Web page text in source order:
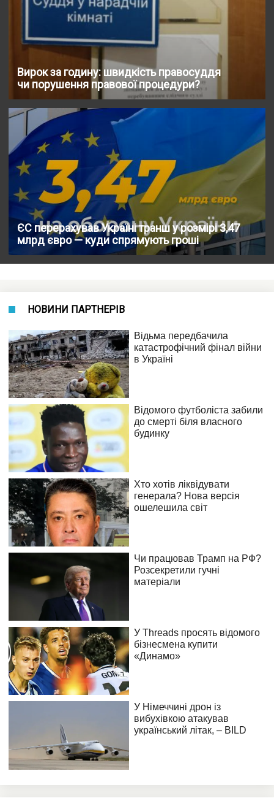
Вирок за годину: швидкість правосуддя
чи порушення правової процедури?
ЄС перерахував Україні транш у розмірі 3,47
млрд євро — куди спрямують гроші
НОВИНИ ПАРТНЕРІВ